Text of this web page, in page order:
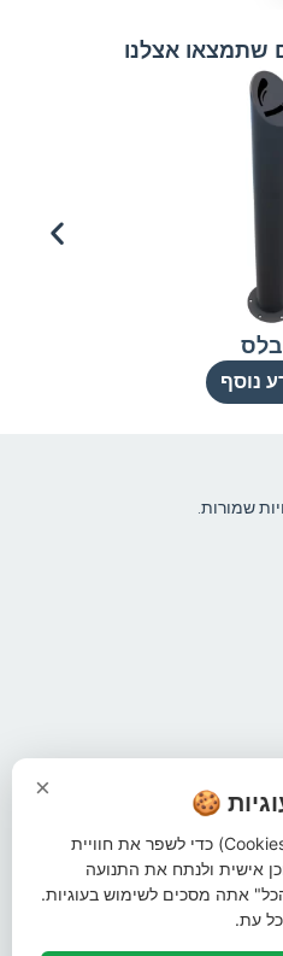
שתמצאו אצלנו
נוסף
× 🍪
האתר שלנו משתמש בעוגיות (Cookies) כדי לשפר את חוויית
אישית ולנתח את התנועה
אתה מסכים לשימוש בעוגיות.
עת.